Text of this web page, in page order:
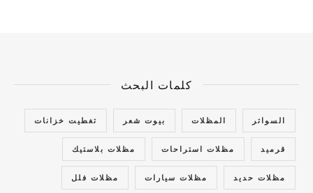
كلمات البحث
السواتر المظلات بيوت شعر تغطيت خزانات
قرميد مظلات استراحات مظلات بلاستيك
مظلات حديد مظلات سيارات مظلات فلل